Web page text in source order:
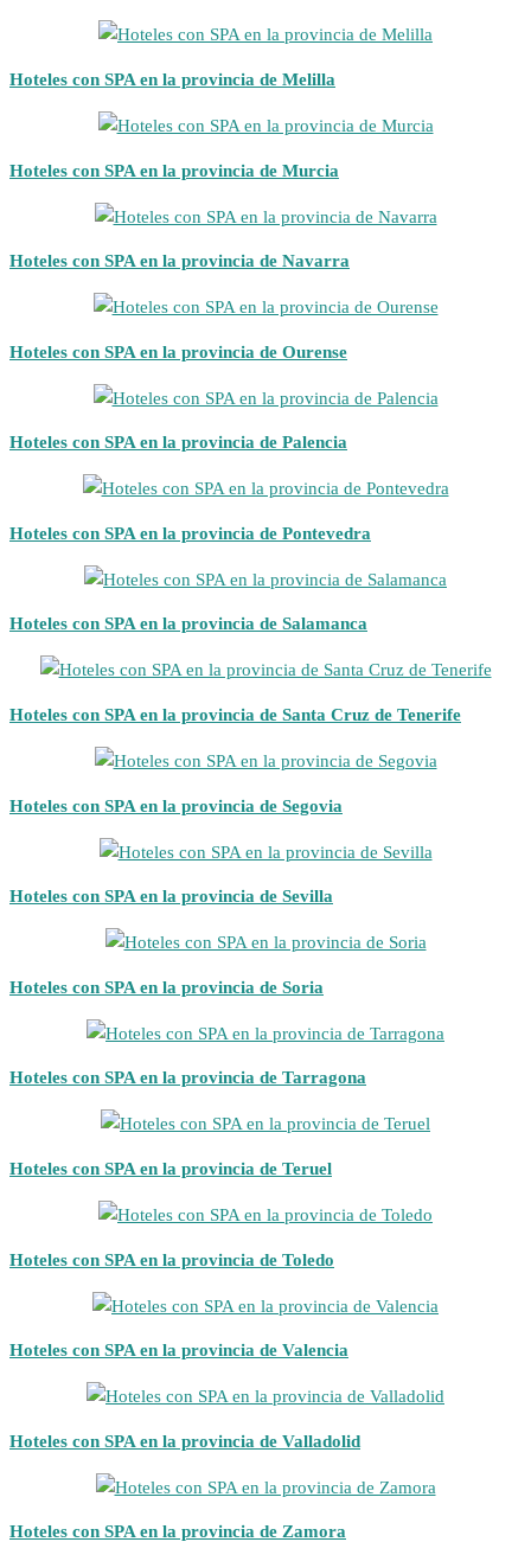
Hoteles con SPA en la provincia de Melilla
Hoteles con SPA en la provincia de Murcia
Hoteles con SPA en la provincia de Navarra
Hoteles con SPA en la provincia de Ourense
Hoteles con SPA en la provincia de Palencia
Hoteles con SPA en la provincia de Pontevedra
Hoteles con SPA en la provincia de Salamanca
Hoteles con SPA en la provincia de Santa Cruz de Tenerife
Hoteles con SPA en la provincia de Segovia
Hoteles con SPA en la provincia de Sevilla
Hoteles con SPA en la provincia de Soria
Hoteles con SPA en la provincia de Tarragona
Hoteles con SPA en la provincia de Teruel
Hoteles con SPA en la provincia de Toledo
Hoteles con SPA en la provincia de Valencia
Hoteles con SPA en la provincia de Valladolid
Hoteles con SPA en la provincia de Zamora